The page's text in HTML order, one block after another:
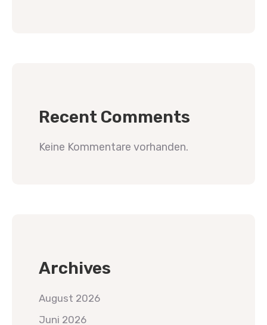
Recent Comments
Keine Kommentare vorhanden.
Archives
August 2026
Juni 2026